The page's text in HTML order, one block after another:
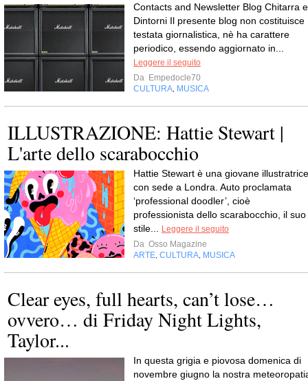
Contacts and Newsletter Blog Chitarra e
Dintorni Il presente blog non costituisce
testata giornalistica, nè ha carattere
periodico, essendo aggiornato in...
Leggere il seguito
Da Empedocle70
CULTURA MUSICA
ILLUSTRAZIONE: Hattie Stewart |
L'arte dello scarabocchio
Hattie Stewart è una giovane illustratrice
con sede a Londra. Auto proclamata
‘professional doodler’, cioè
professionista dello scarabocchio, il suo
stile...
Leggere il seguito
Da Osso Magazine
ARTE CULTURA MUSICA
Clear eyes, full hearts, can’t lose…
ovvero… di Friday Night Lights,
Taylor...
In questa grigia e piovosa domenica di
novembre giugno la nostra